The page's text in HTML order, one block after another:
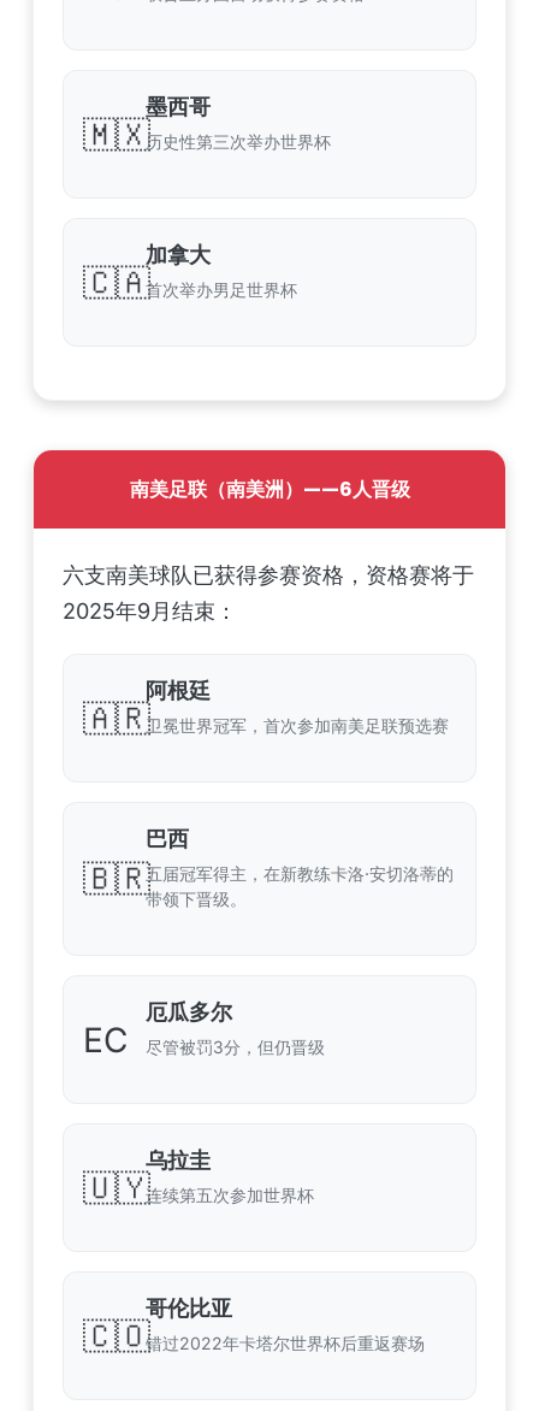
🇲🇽
墨西哥
历史性第三次举办世界杯
🇨🇦
加拿大
首次举办男足世界杯
南美足联（南美洲）——6人晋级
六支南美球队已获得参赛资格，资格赛将于
2025年9月结束：
🇦🇷
阿根廷
卫冕世界冠军，首次参加南美足联预选赛
🇧🇷
巴西
五届冠军得主，在新教练卡洛·安切洛蒂的
带领下晋级。
EC
厄瓜多尔
尽管被罚3分，但仍晋级
🇺🇾
乌拉圭
连续第五次参加世界杯
🇨🇴
哥伦比亚
错过2022年卡塔尔世界杯后重返赛场